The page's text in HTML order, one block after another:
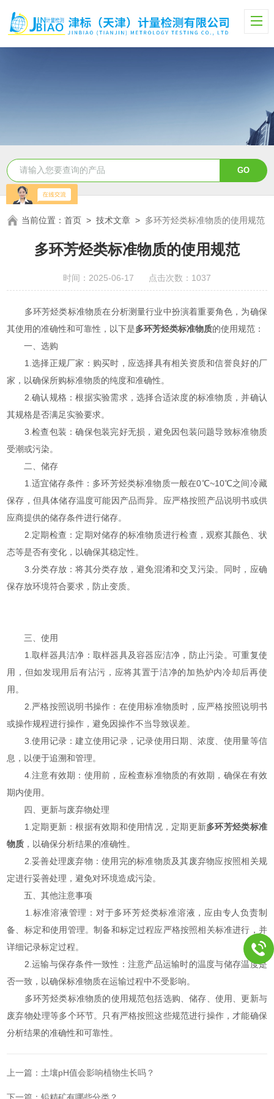
当前位置：首页 >技术文章 > 多环芳烃类标准物质的使用规范
多环芳烃类标准物质的使用规范
时间：2025-06-17 点击次数：1037
多环芳烃类标准物质在分析测量行业中扮演着重要角色，为确保
其使用的准确性和可靠性，以下是多环芳烃类标准物质的使用规范：
一、选购
1.选择正规厂家：购买时，应选择具有相关资质和信誉良好的厂
家，以确保所购标准物质的纯度和准确性。
2.确认规格：根据实验需求，选择合适浓度的标准物质，并确认
其规格是否满足实验要求。
3.检查包装：确保包装完好无损，避免因包装问题导致标准物质
受潮或污染。
二、储存
1.适宜储存条件：多环芳烃类标准物质一般在0℃~10℃之间冷藏
保存，但具体储存温度可能因产品而异。应严格按照产品说明书或供
应商提供的储存条件进行储存。
2.定期检查：定期对储存的标准物质进行检查，观察其颜色、状
态等是否有变化，以确保其稳定性。
3.分类存放：将其分类存放，避免混淆和交叉污染。同时，应确
保存放环境符合要求，防止变质。
三、使用
1.取样器具洁净：取样器具及容器应洁净，防止污染。可重复使
用，但如发现用后有沾污，应将其置于洁净的加热炉内冷却后再使
用。
2.严格按照说明书操作：在使用标准物质时，应严格按照说明书
或操作规程进行操作，避免因操作不当导致误差。
3.使用记录：建立使用记录，记录使用日期、浓度、使用量等信
息，以便于追溯和管理。
4.注意有效期：使用前，应检查标准物质的有效期，确保在有效
期内使用。
四、更新与废弃物处理
1.定期更新：根据有效期和使用情况，定期更新多环芳烃类标准
物质 ，以确保分析结果的准确性。
2.妥善处理废弃物：使用完的标准物质及其废弃物应按照相关规
定进行妥善处理，避免对环境造成污染。
五、其他注意事项
1.标准溶液管理：对于多环芳烃类标准溶液，应由专人负责制
备、标定和使用管理。制备和标定过程应严格按照相关标准进行，并
详细记录标定过程。
2.运输与保存条件一致性：注意产品运输时的温度与储存温度是
否一致，以确保标准物质在运输过程中不受影响。
多环芳烃类标准物质的使用规范包括选购、储存、使用、更新与
废弃物处理等多个环节。只有严格按照这些规范进行操作，才能确保
分析结果的准确性和可靠性。
上一篇： 土壤pH值会影响植物生长吗？
下一篇：铅精矿有哪些分类？